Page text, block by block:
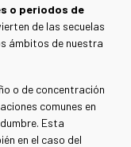
o periodos de
de las secuelas
ámbitos de nuestra
o de concentración
comunes en
Esta
en el caso del